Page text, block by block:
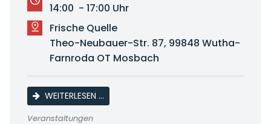
14:00 - 17:00 Uhr
Frische Quelle
Theo-Neubauer-Str. 87, 99848 Wutha-
Farnroda OT Mosbach
WEITERLESEN …WAFFELSONNTAG
Veranstaltungen